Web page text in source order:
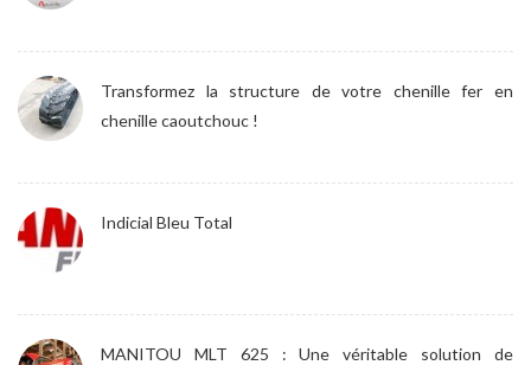
Transformez la structure de votre chenille fer en
chenille caoutchouc !
Indicial Bleu Total
MANITOU MLT 625 : Une véritable solution de